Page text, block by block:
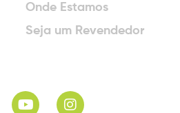
Onde Estamos
Seja um Revendedor